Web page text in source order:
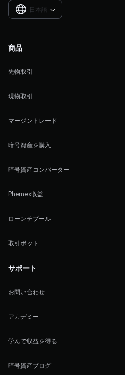
日本語 
商品
先物取引
現物取引
マージントレード
暗号資産を購入
暗号資産コンバーター
Phemex収益
ローンチプール
取引ボット
サポート
お問い合わせ
アカデミー
学んで収益を得る
暗号資産ブログ